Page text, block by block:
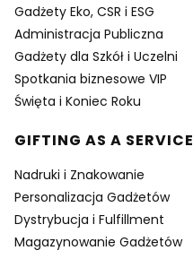
Gadżety Eko, CSR i ESG
Administracja Publiczna
Gadżety dla Szkół i Uczelni
Spotkania biznesowe VIP
Święta i Koniec Roku
GIFTING AS A SERVICE
Nadruki i Znakowanie
Personalizacja Gadżetów
Dystrybucja i Fulfillment
Magazynowanie Gadżetów